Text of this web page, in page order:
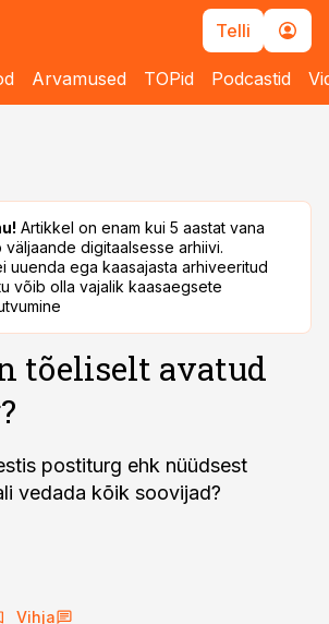
Telli
Arvamused TOPid Podcastid
Artikkel on enam kui 5 aastat vana
väljaande digitaalsesse arhiivi.
uuenda ega kaasajasta arhiveeritud
võib olla vajalik kaasaegsete
tõeliselt avatud
postiturg ehk nüüdsest
vedada kõik soovijad?
Vihja